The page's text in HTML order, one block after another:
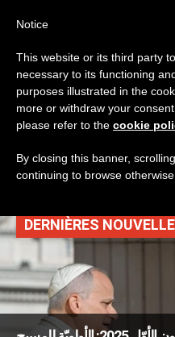
TAG
Posts
DERNIÈRES
Notice
This website or its third party
necessary to its functioning
purposes illustrated in the
more or withdraw your
please refer to the cookie
By closing this banner,
continuing to browse